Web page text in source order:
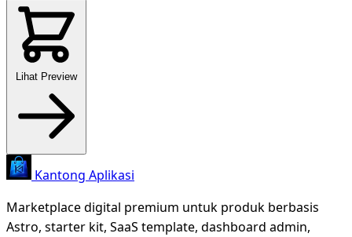
Lihat Preview
Kantong Aplikasi
Marketplace digital premium untuk produk berbasis
Astro, starter kit, SaaS template, dashboard admin,